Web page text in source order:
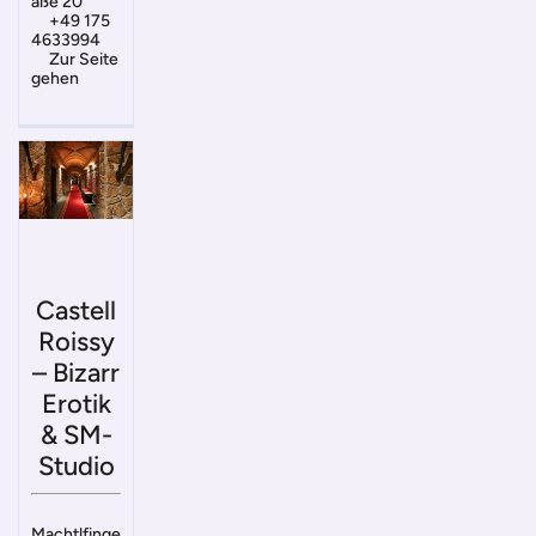
+49 175
4633994
Zur Seite
gehen
Castell
Roissy
– Bizarr
Erotik
& SM-
Studio